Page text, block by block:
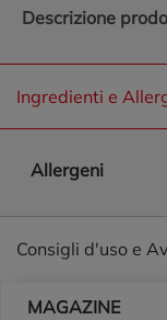
Descrizione
Ingredienti e
Allergeni
Consigli d'uso e
MAGAZINE